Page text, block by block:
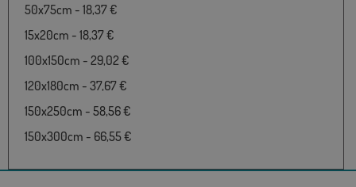
50x75cm - 18,37 €
15x20cm - 18,37 €
100x150cm - 29,02 €
120x180cm - 37,67 €
150x250cm - 58,56 €
150x300cm - 66,55 €